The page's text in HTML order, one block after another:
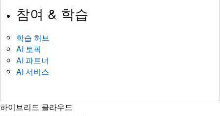
참여 & 학습
학습 허브
AI 토픽
AI 파트너
AI 서비스
하이브리드 클라우드